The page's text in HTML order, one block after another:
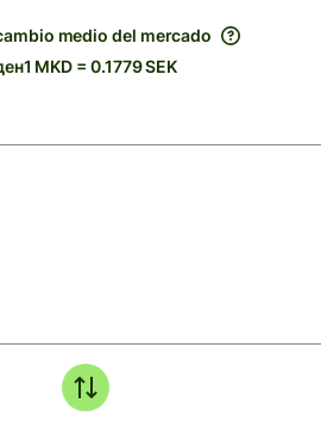
medio del mercado
MKD = 0.1779 SEK